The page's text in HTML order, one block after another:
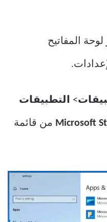
المفاتيح
> التطبيقات
Microsoft من قائمة